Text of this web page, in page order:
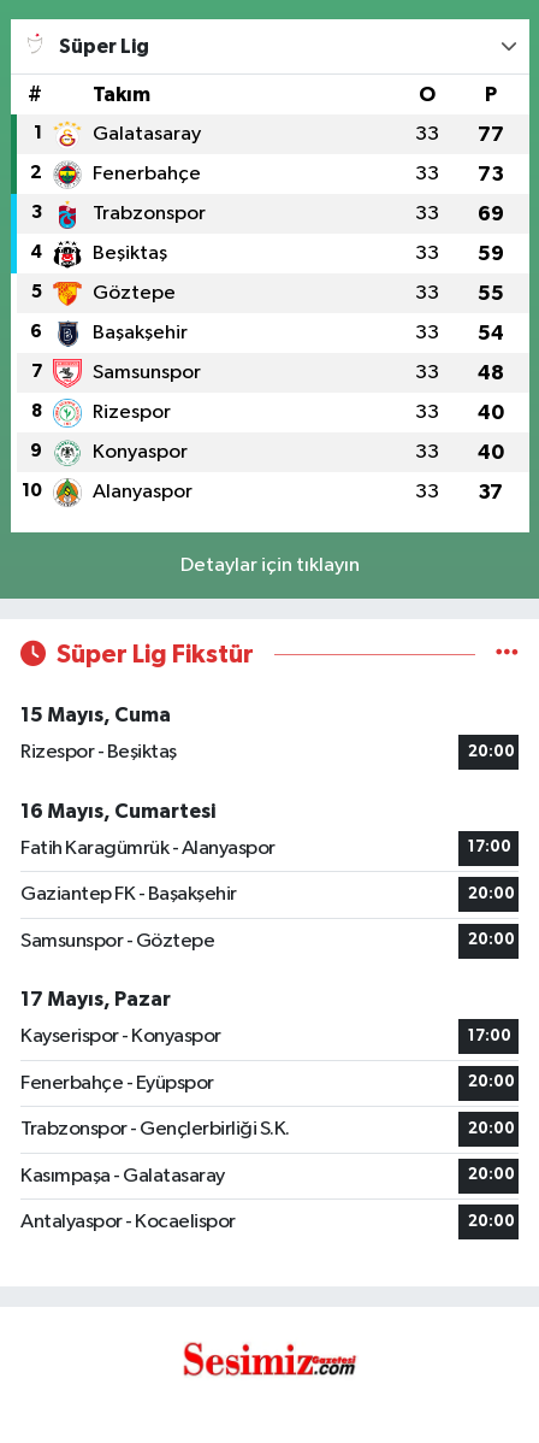
Süper Lig
# Takım O P
1 Galatasaray 33 77
2 Fenerbahçe 33 73
3 Trabzonspor 33 69
4 Beşiktaş 33 59
5 Göztepe 33 55
6 Başakşehir 33 54
7 Samsunspor 33 48
8 Rizespor 33 40
9 Konyaspor 33 40
10 Alanyaspor 33 37
Detaylar için tıklayın
Süper Lig Fikstür
15 Mayıs, Cuma
Rizespor - Beşiktaş
20:00
16 Mayıs, Cumartesi
Fatih Karagümrük - Alanyaspor
17:00
Gaziantep FK - Başakşehir 20:00
Samsunspor - Göztepe 20:00
17 Mayıs, Pazar
Kayserispor - Konyaspor
17:00
Fenerbahçe - Eyüpspor 20:00
Trabzonspor - Gençlerbirliği S.K. 20:00
Kasımpaşa - Galatasaray 20:00
Antalyaspor - Kocaelispor 20:00